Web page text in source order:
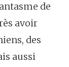
de
avoir
des
aussi